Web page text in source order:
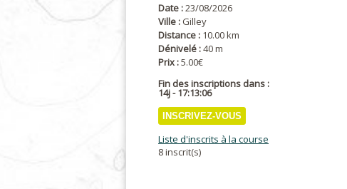
Date :23/08/2026
Ville : Gilley
Distance : 10.00 km
Dénivelé :40 m
Prix :5.00€
Fin des inscriptions dans :
14j - 17:13:05
INSCRIVEZ-VOUS
Liste d'inscrits à la course
8 inscrit(s)